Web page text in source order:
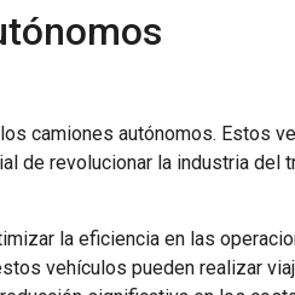
camiones autónomos. Estos
de revolucionar la industria del
la eficiencia en las
vehículos pueden realizar